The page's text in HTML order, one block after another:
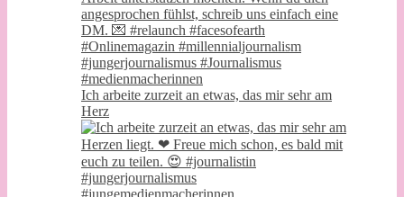
Ich arbeite zurzeit an etwas, das mir sehr am
Herz